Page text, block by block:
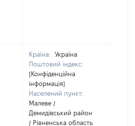
Країна:
Україна
Поштовий індекс:
[Конфіденційна
інформація]
Населений пункт:
Малеве /
Демидівський район
/ Рівненська область